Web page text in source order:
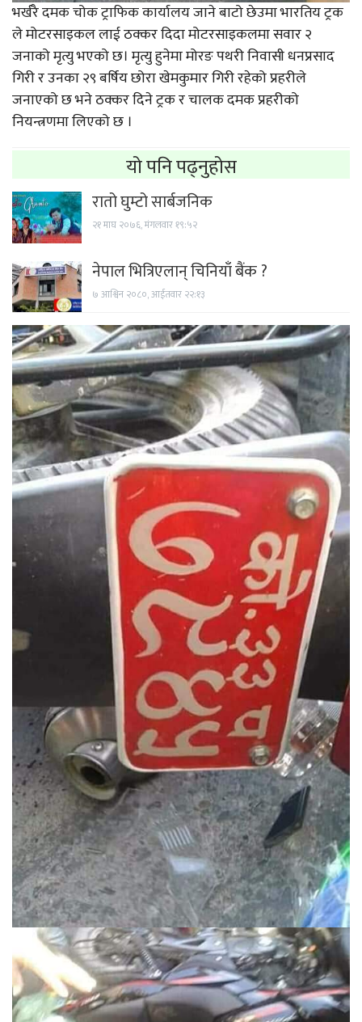
भर्खरै दमक चोक ट्राफिक कार्यालय जाने बाटो छेउमा भारतिय ट्रक
ले मोटरसाइकल लाई ठक्कर दिदा मोटरसाइकलमा सवार २
जनाको मृत्यु भएको छ। मृत्यु हुनेमा मोरङ पथरी निवासी धनप्रसाद
गिरी र उनका २९ बर्षिय छोरा खेमकुमार गिरी रहेको प्रहरीले
जनाएको छ भने ठक्कर दिने ट्रक र चालक दमक प्रहरीको
नियन्त्रणमा लिएको छ ।
यो पनि पढ्नुहोस
रातो घुम्टो सार्बजनिक
२१ माघ २०७६, मंगलवार १९:५२
नेपाल भित्रिएलान् चिनियाँ बैंक ?
७ आश्विन २०८०, आईतवार २२:१३